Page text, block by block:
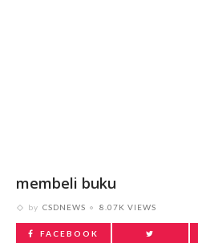
membeli buku
by CSDNEWS 8.07K VIEWS
FACEBOOK